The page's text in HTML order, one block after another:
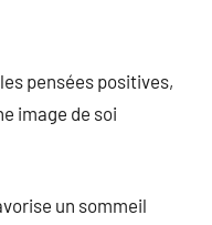
pensées positives,
image de soi
un sommeil